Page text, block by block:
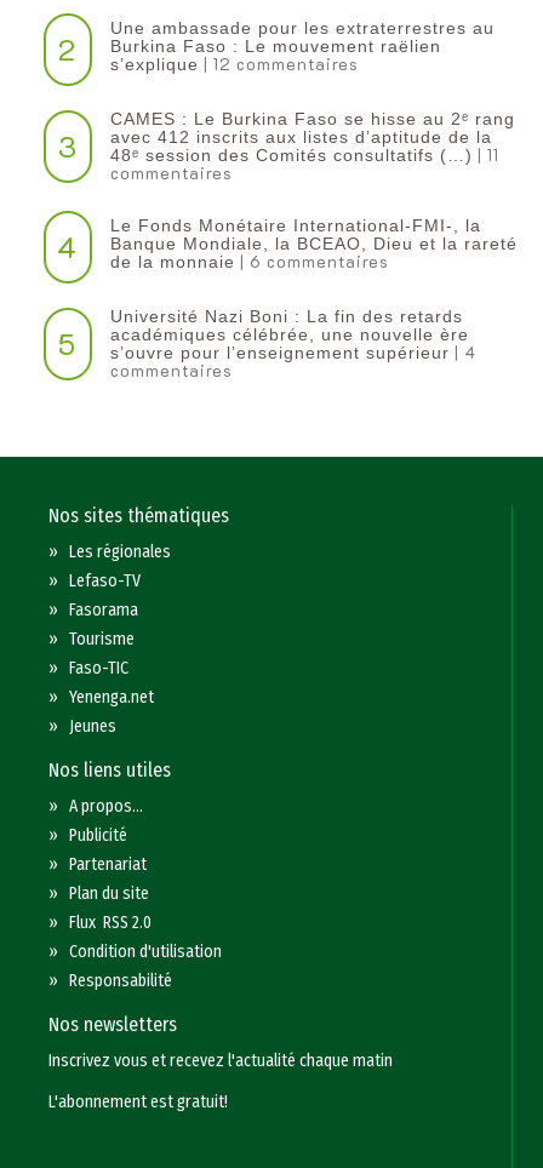
2
Une ambassade pour les extraterrestres au
Burkina Faso : Le mouvement raëlien
s’explique | 12 commentaires
3
CAMES : Le Burkina Faso se hisse au 2ᵉ rang
avec 412 inscrits aux listes d’aptitude de la
48ᵉ session des Comités consultatifs (…) | 11
commentaires
4
Le Fonds Monétaire International-FMI-, la
Banque Mondiale, la BCEAO, Dieu et la rareté
de la monnaie | 6 commentaires
5
Université Nazi Boni : La fin des retards
académiques célébrée, une nouvelle ère
s’ouvre pour l’enseignement supérieur | 4
commentaires
Nos sites thématiques
»Les régionales
»Lefaso-TV
»Fasorama
»Tourisme
»Faso-TIC
»Yenenga.net
» Jeunes
Nos liens utiles
»A propos...
»Publicité
»Partenariat
»Plan du site
»Flux RSS 2.0
»Condition d'utilisation
»Responsabilité
Nos newsletters
Inscrivez vous et recevez l'actualité chaque matin
L'abonnement est gratuit!